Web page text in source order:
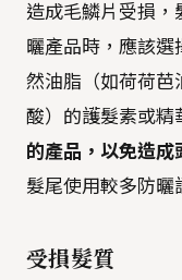
造成毛鱗片受損，
曬產品時，應該
然油脂（如荷荷芭
酸）的護髮素或精
的產品，以免造成
髮尾使用較多防曬
受損髮質